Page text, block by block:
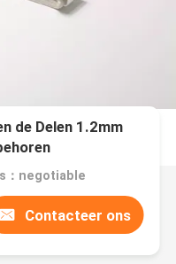
de Delen 1.2mm
：negotiable
Contacteer ons